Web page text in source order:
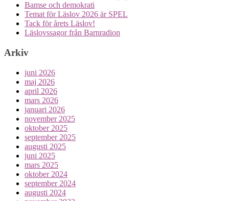
Bamse och demokrati
Temat för Läslov 2026 är SPEL
Tack för årets Läslov!
Läslovssagor från Barnradion
Arkiv
juni 2026
maj 2026
april 2026
mars 2026
januari 2026
november 2025
oktober 2025
september 2025
augusti 2025
juni 2025
mars 2025
oktober 2024
september 2024
augusti 2024